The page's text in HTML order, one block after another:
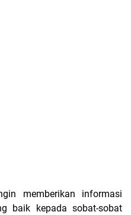
memberikan informasi
baik kepada sobat-sobat